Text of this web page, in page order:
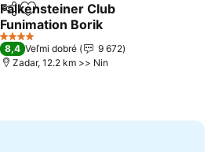
ZdieľaťPridať do obľúbených
Falkensteiner Club
Funimation Borik
4 Počet hviezdičiek
8,4 Veľmi dobré
9 672
Zadar, 12.2 km >> Nin